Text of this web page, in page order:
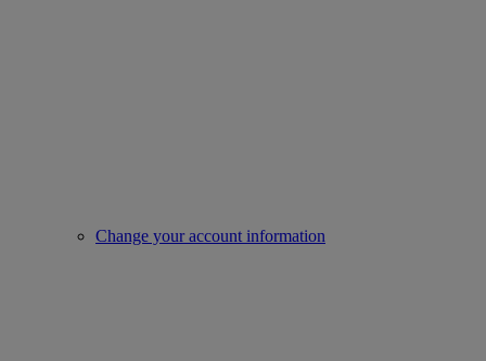
Change your account information